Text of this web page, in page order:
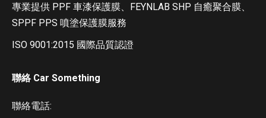
專業提供 PPF 車漆保護膜、FEYNLAB SHP 自癒聚合膜、
SPPF PPS 噴塗保護膜服務
ISO 9001:2015 國際品質認證
聯絡 Car Something
聯絡電話: